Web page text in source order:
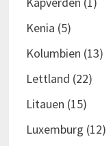
Kenia (5)
Kolumbien (13)
Lettland (22)
Litauen (15)
Luxemburg (12)